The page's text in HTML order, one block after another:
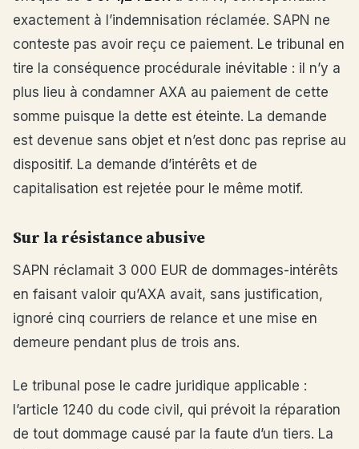
exactement à l’indemnisation réclamée. SAPN ne
conteste pas avoir reçu ce paiement. Le tribunal en
tire la conséquence procédurale inévitable : il n’y a
plus lieu à condamner AXA au paiement de cette
somme puisque la dette est éteinte. La demande
est devenue sans objet et n’est donc pas reprise au
dispositif. La demande d’intérêts et de
capitalisation est rejetée pour le même motif.
Sur la résistance abusive
SAPN réclamait 3 000 EUR de dommages-intérêts
en faisant valoir qu’AXA avait, sans justification,
ignoré cinq courriers de relance et une mise en
demeure pendant plus de trois ans.
Le tribunal pose le cadre juridique applicable :
l’article 1240 du code civil, qui prévoit la réparation
de tout dommage causé par la faute d’un tiers. La